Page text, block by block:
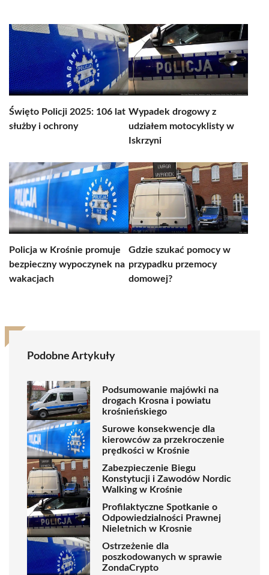
Święto Policji 2025: 106 lat
służby i ochrony
Wypadek drogowy z
udziałem motocyklisty w
Iskrzyni
Policja w Krośnie promuje
bezpieczny wypoczynek na
wakacjach
Gdzie szukać pomocy w
przypadku przemocy
domowej?
Podobne Artykuły
Podsumowanie majówki na
drogach Krosna i powiatu
krośnieńskiego
Surowe konsekwencje dla
kierowców za przekroczenie
prędkości w Krośnie
Zabezpieczenie Biegu
Konstytucji i Zawodów Nordic
Walking w Krośnie
Profilaktyczne Spotkanie o
Odpowiedzialności Prawnej
Nieletnich w Krosnie
Ostrzeżenie dla
poszkodowanych w sprawie
ZondaCrypto